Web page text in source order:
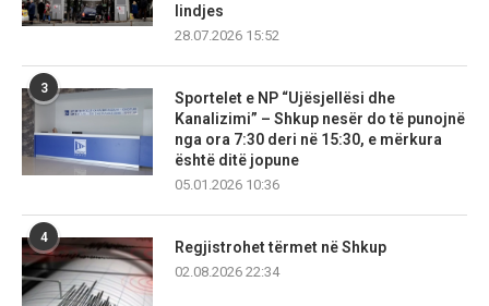
lindjes
28.07.2026 15:52
3
Sportelet e NP “Ujësjellësi dhe
Kanalizimi” – Shkup nesër do të punojnë
nga ora 7:30 deri në 15:30, e mërkura
është ditë jopune
05.01.2026 10:36
4
Regjistrohet tërmet në Shkup
02.08.2026 22:34